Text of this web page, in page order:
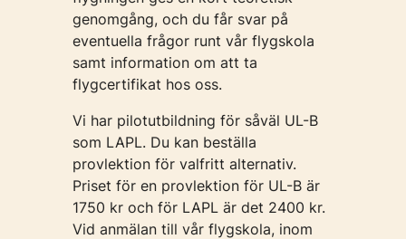
genomgång, och du får svar på
eventuella frågor runt vår flygskola
samt information om att ta
flygcertifikat hos oss.
Vi har pilotutbildning för såväl UL-B
som LAPL. Du kan beställa
provlektion för valfritt alternativ.
Priset för en provlektion för UL-B är
1750 kr och för LAPL är det 2400 kr.
Vid anmälan till vår flygskola, inom